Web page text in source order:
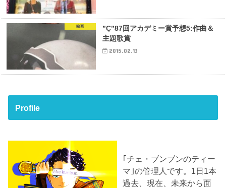
映画
”Ç”87回アカデミー賞予想5:作曲＆
主題歌賞
2015.02.13
Profile
｢チェ・ブンブンのティー
マ｣の管理人です。1日1本
過去、現在、未来から面